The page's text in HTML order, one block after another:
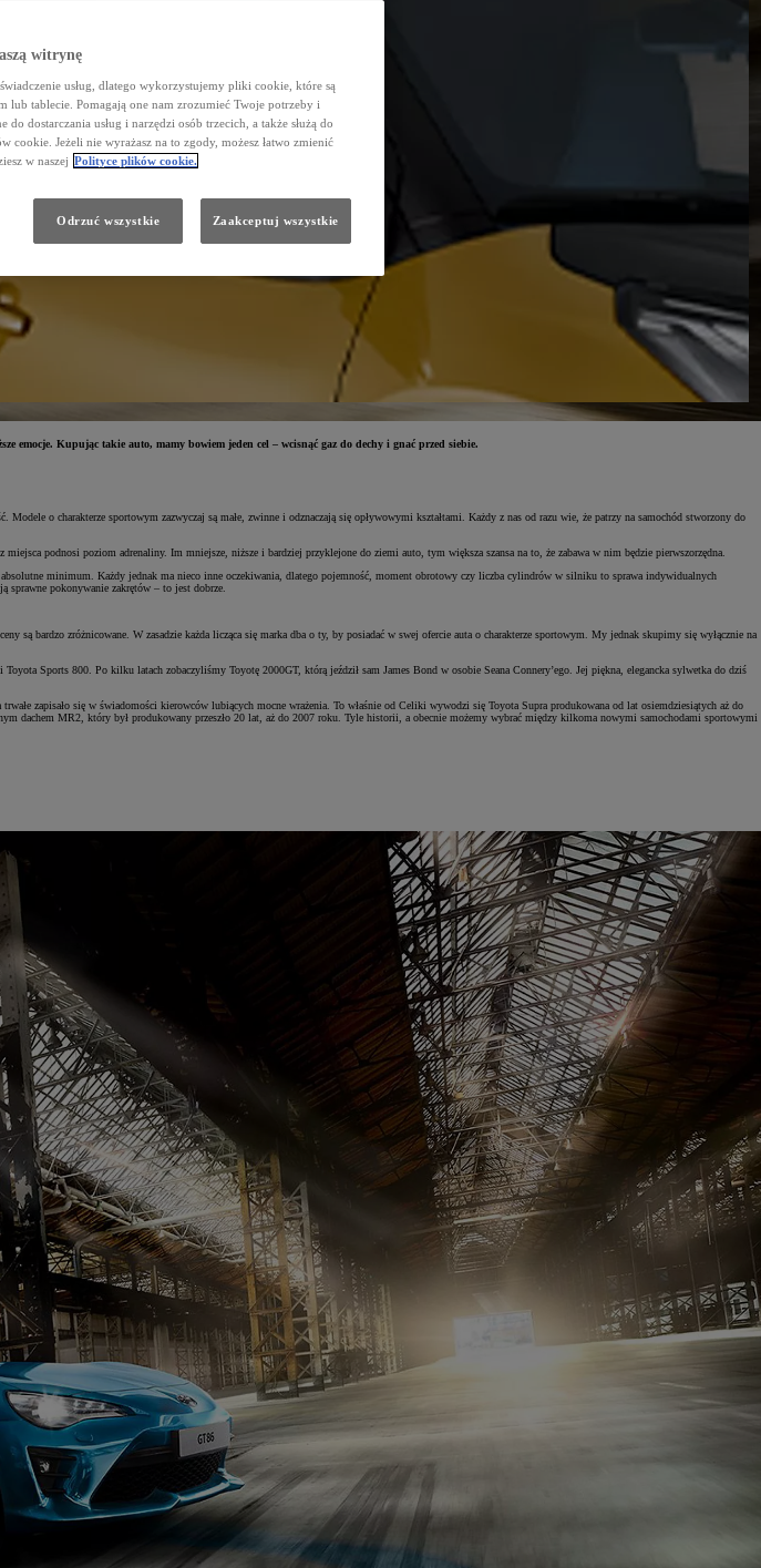
emocje. Kupując takie auto, mamy bowiem jeden cel – wcisnąć gaz do dechy i gnać przed siebie.
o charakterze sportowym zazwyczaj są małe, zwinne i odznaczają się opływowymi kształtami. Każdy z nas od razu wie, że patrzy na samochód stworzony do
podnosi poziom adrenaliny. Im mniejsze, niższe i bardziej przyklejone do ziemi auto, tym większa szansa na to, że zabawa w nim będzie pierwszorzędna.
minimum. Każdy jednak ma nieco inne oczekiwania, dlatego pojemność, moment obrotowy czy liczba cylindrów w silniku to sprawa indywidualnych
sprawne pokonywanie zakrętów – to jest dobrze.
bardzo zróżnicowane. W zasadzie każda licząca się marka dba o ty, by posiadać w swej ofercie auta o charakterze sportowym. My jednak skupimy się wyłącznie na
Sports 800. Po kilku latach zobaczyliśmy Toyotę 2000GT, którą jeździł sam James Bond w osobie Seana Connery’ego. Jej piękna, elegancka sylwetka do dziś
zapisało się w świadomości kierowców lubiących mocne wrażenia. To właśnie od Celiki wywodzi się Toyota Supra produkowana od lat osiemdziesiątych aż do
dachem MR2, który był produkowany przeszło 20 lat, aż do 2007 roku. Tyle historii, a obecnie możemy wybrać między kilkoma nowymi samochodami sportowymi
witrynę
usług, dlatego wykorzystujemy pliki cookie, które są
tablecie. Pomagają one nam zrozumieć Twoje potrzeby i
dostarczania usług i narzędzi osób trzecich, a także służą do
Jeżeli nie wyrażasz na to zgody, możesz łatwo zmienić
w naszej Polityce plików cookie.
Odrzuć wszystkie Zaakceptuj wszystkie